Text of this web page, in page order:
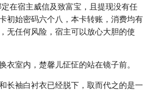
在宿主威信及致富宝，且提现没有任
初始密码六个八，本卡转账，消费均有
无任何风险，宿主可以放心大胆的使
衣室内，楚馨儿怔怔的站在镜子前。
长袖白衬衣已经脱下，取而代之的是一